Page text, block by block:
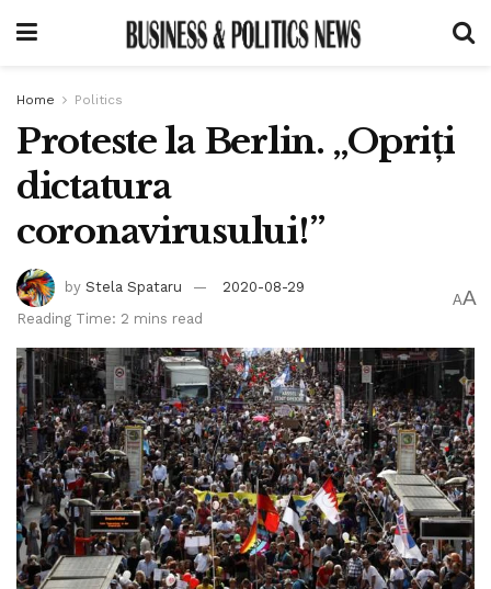
Home Politics
Proteste la Berlin. „Opriți
dictatura
coronavirusului!”
by Stela Spataru
2020-08-29
Reading Time: 2 mins read
AA